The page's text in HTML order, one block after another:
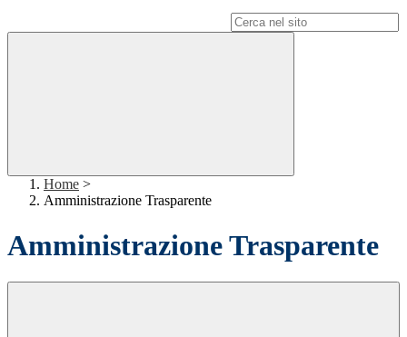
Home >
Amministrazione Trasparente
Amministrazione Trasparente